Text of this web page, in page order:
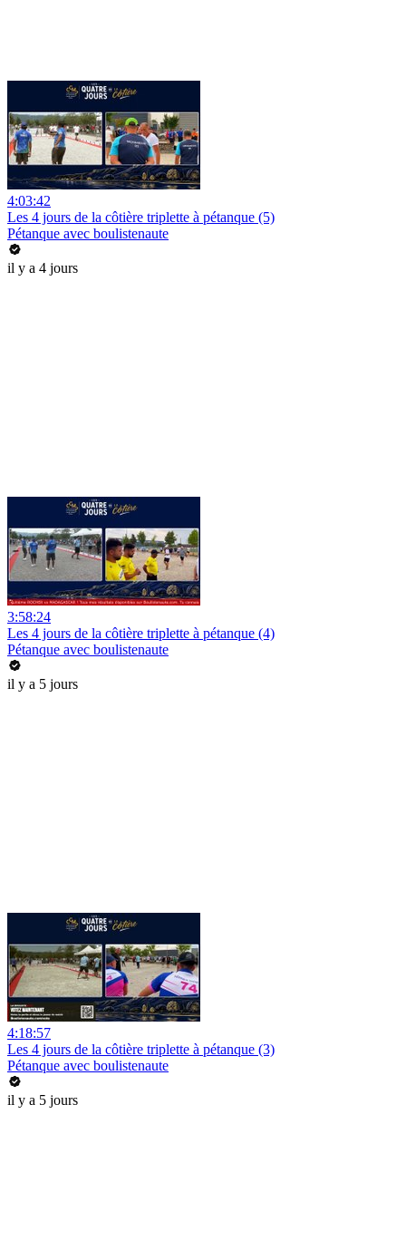
4:03:42
Les 4 jours de la côtière triplette à pétanque (5)
Pétanque avec boulistenaute
il y a 4 jours
3:58:24
Les 4 jours de la côtière triplette à pétanque (4)
Pétanque avec boulistenaute
il y a 5 jours
4:18:57
Les 4 jours de la côtière triplette à pétanque (3)
Pétanque avec boulistenaute
il y a 5 jours